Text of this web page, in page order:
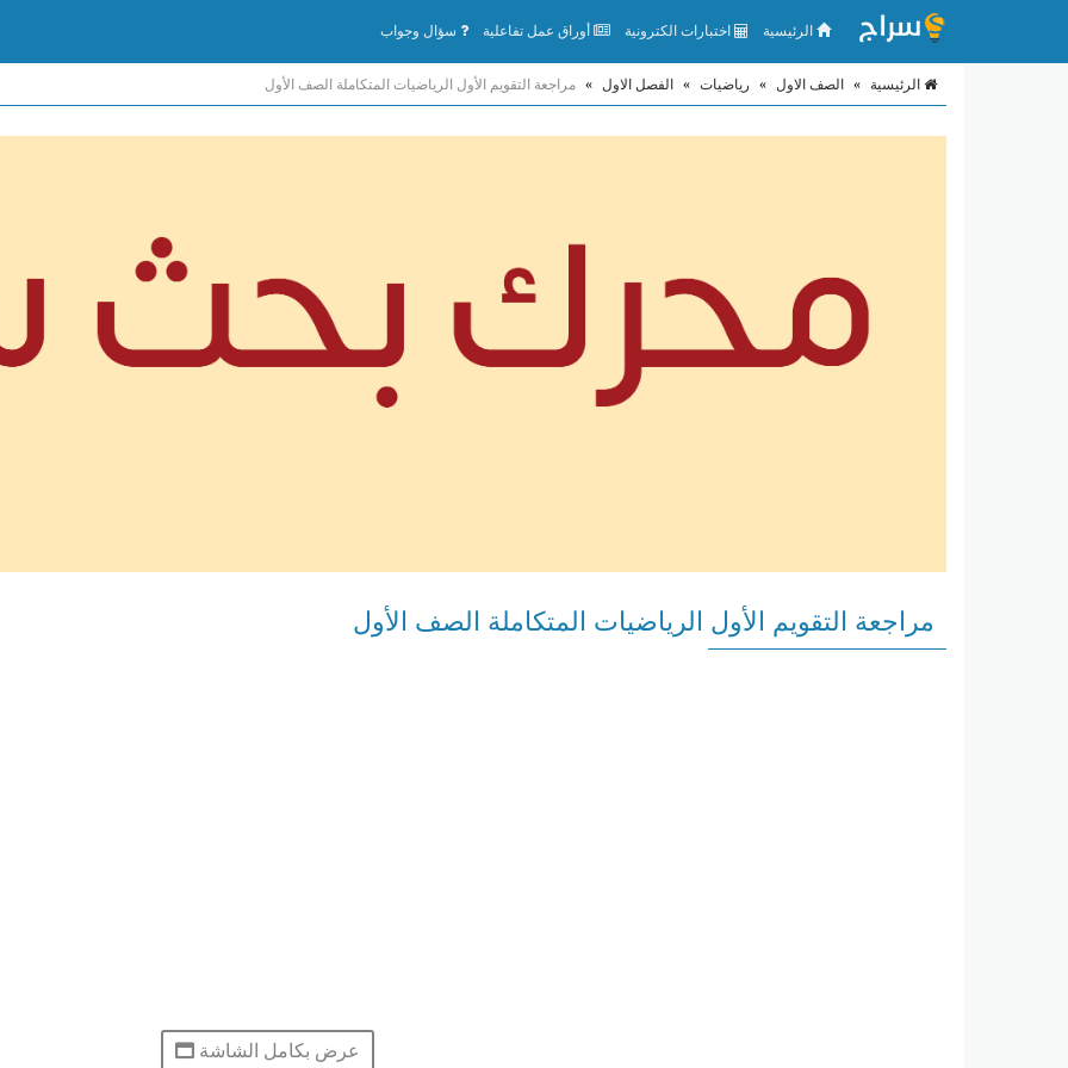
الرئيسية اختبارات الكترونية أوراق عمل تفاعلية سؤال وجواب
الرئيسية » الصف الاول » رياضيات » الفصل الاول » مراجعة التقويم الأول الرياضيات المتكاملة الصف الأول
مراجعة التقويم الأول الرياضيات المتكاملة الصف الأول
عرض بكامل الشاشة